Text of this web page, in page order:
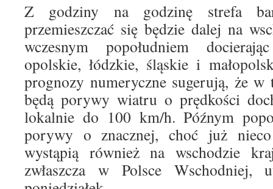
Z godziny na godzinę strefa
przemieszczać się będzie dalej na
wczesnym popołudniem
opolskie, łódzkie, śląskie i
prognozy numeryczne sugerują, że
będą porywy wiatru o prędkości
lokalnie do 100 km/h. Późnym
porywy o znacznej, choć już
wystąpią również na wschodzie
zwłaszcza w Polsce